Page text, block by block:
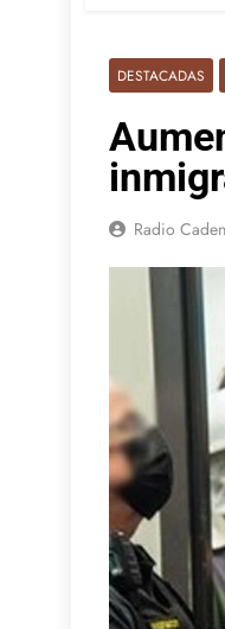
DESTACADAS
Radio